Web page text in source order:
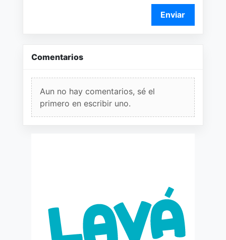
Enviar
Comentarios
Aun no hay comentarios, sé el
primero en escribir uno.